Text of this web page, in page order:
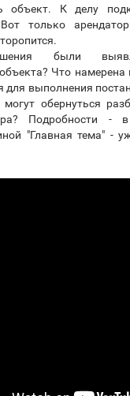
объект. К делу
только
были
Что намерена
для выполнения
обернуться
Подробности -
"Главная тема" -